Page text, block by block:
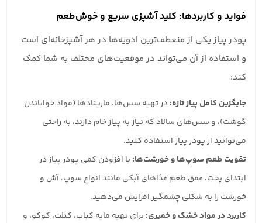
فواید و کاربردها: کلید آشپزی سریع و خوش‌طعم
پودر پیاز یکی از منعطف‌ترین ادویه‌ها در هر آشپزخانه‌ای است
و استفاده از آن می‌تواند در موقعیت‌های مختلف به شما کمک
کند:
جایگزین کامل پیاز تازه:در تهیه سس‌ها، مارینادها (مواد خواباندن
گوشت)، و سس‌های سالاد که نیاز به پیاز خام دارند، به راحتی
می‌توانید از پودر پیاز استفاده کنید.
تقویت طعم سوپ‌ها و خورشت‌ها: با افزودن کمی پودر پیاز در
ابتدای پخت، عمق طعم غذاهای آبکی مانند انواع سوپ، آش و
خورشت را به شکلی چشمگیر افزایش می‌دهید.
کاربرد در مواد خشک و خمیری: برای تهیه مایه کباب، کتلت، کوکو، و